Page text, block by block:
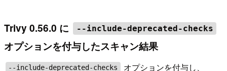
Trivy 0.56.0 に --include-deprecated-checks
オプションを付与したスキャン結果
--include-deprecated-checks オプションを付与し、